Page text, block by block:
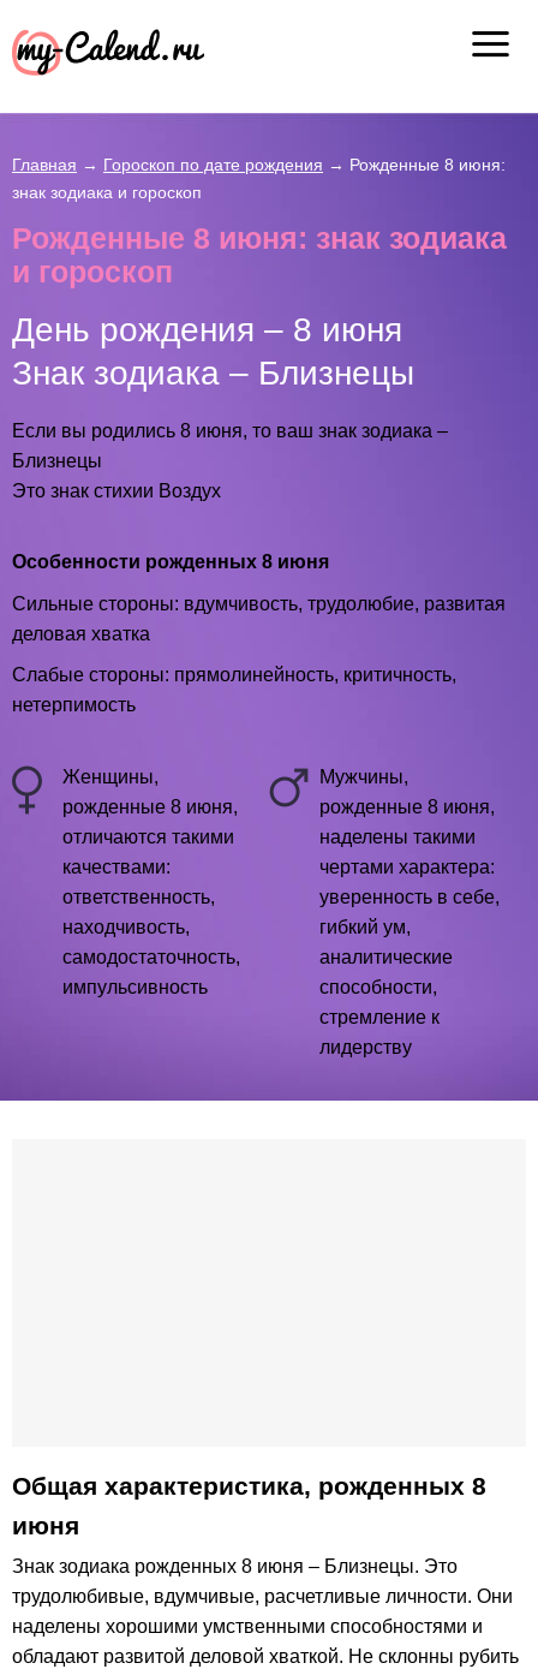
Главная → Гороскоп по дате рождения → Рожденные 8 июня:
знак зодиака и гороскоп
Рожденные 8 июня: знак зодиака
и гороскоп
День рождения – 8 июня
Знак зодиака – Близнецы
Если вы родились 8 июня, то ваш знак зодиака –
Близнецы
Это знак стихии Воздух
Особенности рожденных 8 июня
Сильные стороны: вдумчивость, трудолюбие, развитая
деловая хватка
Слабые стороны: прямолинейность, критичность,
нетерпимость
Женщины,
рожденные 8 июня,
отличаются такими
качествами:
ответственность,
находчивость,
самодостаточность,
импульсивность
Мужчины,
рожденные 8 июня,
наделены такими
чертами характера:
уверенность в себе,
гибкий ум,
аналитические
способности,
стремление к
лидерству
Общая характеристика, рожденных 8
июня
Знак зодиака рожденных 8 июня – Близнецы. Это
трудолюбивые, вдумчивые, расчетливые личности. Они
наделены хорошими умственными способностями и
обладают развитой деловой хваткой. Не склонны рубить